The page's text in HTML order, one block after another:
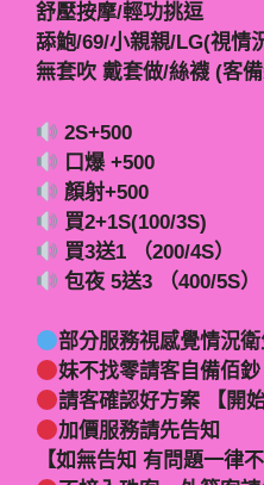
舒壓按摩/輕功挑逗
舔鮑/69/小親親/LG(視情
無套吹 戴套做/絲襪 (客
2S+500
口爆 +500
顏射+500
買2+1S(100/3S)
買3送1 （200/4S）
包夜 5送3 （400/5S）
部分服務視感覺情況
妹不找零請客自備佰鈔
請客確認好方案 【開
加價服務請先告知
【如無告知 有問題一律不